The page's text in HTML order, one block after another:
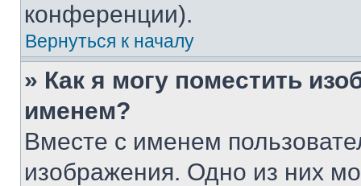
конференции).
Вернуться к началу
» Как я могу поместить
именем?
Вместе с именем
изображения. Одно из них